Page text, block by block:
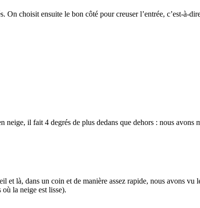
On choisit ensuite le bon côté pour creuser l’entrée, c’est-à-
il fait 4 degrés de plus dedans que dehors : nous avons
et là, dans un coin et de manière assez rapide, nous avons
la neige est lisse).